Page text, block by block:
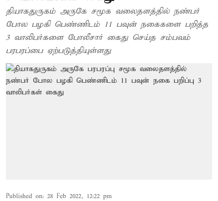
தியாகதுருகம் அருகே சமூக வலைதளத்தில் நண்பர்
போல பழகி பெண்ணிடம் 11 பவுன் நகைகளை பறித்த
3 வாலிபர்களை போலீசார் கைது செய்த சம்பவம்
பரபரப்பை ஏற்படுத்தியுள்ளது
Published on: 28 Feb 2022, 12:22 pm